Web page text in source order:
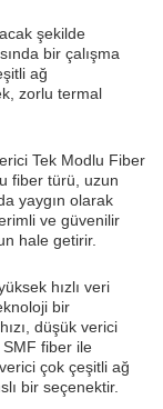
şekilde
bir çalışma
ağ
zorlu termal
Tek Modlu Fiber
fiber türü, uzun
yaygın olarak
ve güvenilir
hale getirir.
hızlı veri
bir
düşük verici
SMF fiber ile
çok çeşitli ağ
bir seçenektir.